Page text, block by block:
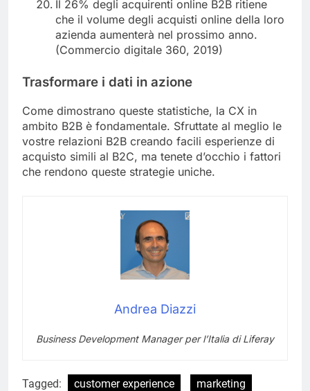
Il 26% degli acquirenti online B2B ritiene
che il volume degli acquisti online della loro
azienda aumenterà nel prossimo anno.
(Commercio digitale 360, 2019)
Trasformare i dati in azione
Come dimostrano queste statistiche, la CX in
ambito B2B è fondamentale. Sfruttate al meglio le
vostre relazioni B2B creando facili esperienze di
acquisto simili al B2C, ma tenete d’occhio i fattori
che rendono queste strategie uniche.
Andrea Diazzi
Business Development Manager per l’Italia di Liferay
Tagged: customer experience marketing